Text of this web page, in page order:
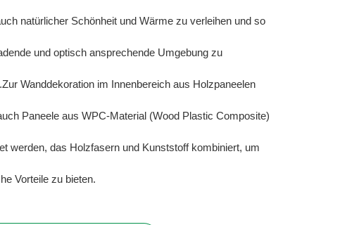
natürlicher Schönheit und Wärme zu verleihen und so
und optisch ansprechende Umgebung zu
Wanddekoration im Innenbereich aus Holzpaneelen
Paneele aus WPC-Material (Wood Plastic Composite)
werden, das Holzfasern und Kunststoff kombiniert, um
Vorteile zu bieten.